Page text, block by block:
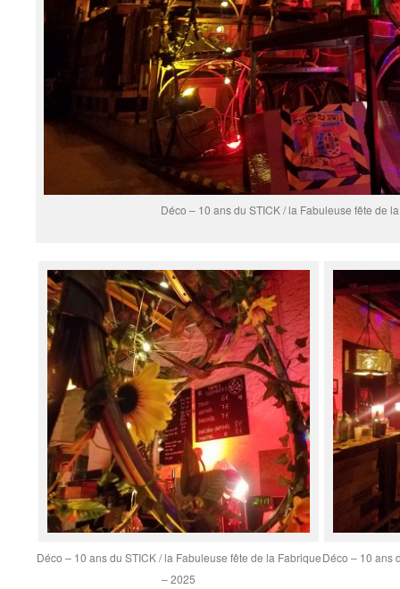
Déco – 10 ans du STICK / la Fabuleuse fête de
Déco – 10 ans du STICK / la Fabuleuse fête de la Fabrique
– 2025
Déco – 10 ans